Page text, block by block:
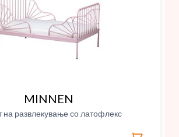
MINNEN
на развлекување со латофлекс